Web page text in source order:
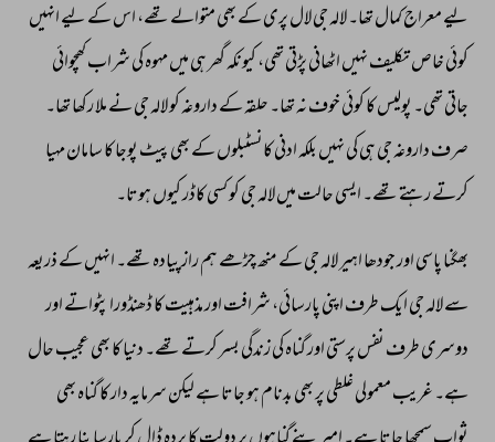
لیے معراج کمال تھا۔ لالہ جی لال پری کے بھی متوالے تھے، اس کے لیے انہیں
کوئی خاص تکلیف نہیں اٹھانی پڑتی تھی، کیونکہ گھر ہی میں مہوہ کی شراب کھچوائی
جاتی تھی۔ پولیس کا کوئی خوف نہ تھا۔ حلقہ کے داروغہ کو لالہ جی نے ملا رکھا تھا۔
صرف داروغہ جی ہی کی نہیں بلکہ ادنی کانسٹبلوں کے بھی پیٹ پوجا کا سامان مہیا
کرتے رہتے تھے۔ ایسی حالت میں لالہ جی کو کسی کاڈر کیوں ہوتا۔
بھگنا پاسی اور جودھا اہیر لالہ جی کے منھ چڑھے ہم راز پیادہ تھے۔ انہیں کے ذریعہ
سے لالہ جی ایک طرف اپنی پارسائی، شرافت اور مذہبیت کا ڈھنڈورا پٹواتے اور
دوسری طرف نفس پرستی اور گناہ کی زندگی بسر کرتے تھے۔ دنیا کا بھی عجیب حال
ہے۔ غریب معمولی غلطی پر بھی بدنام ہو جاتا ہے لیکن سرمایہ دار کا گناہ بھی